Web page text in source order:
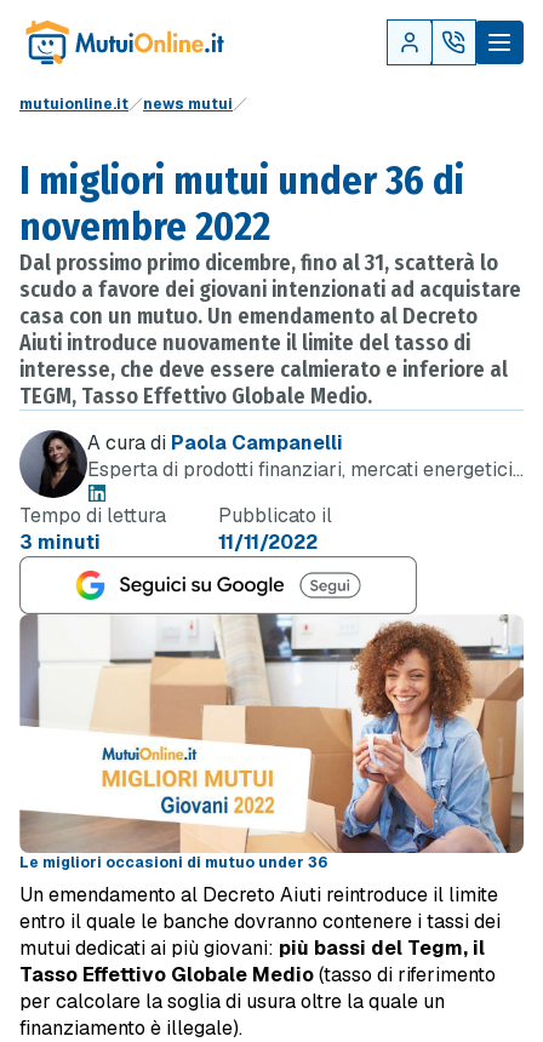
mutuionline.it news mutui
I migliori mutui under 36 di
novembre 2022
Dal prossimo primo dicembre, fino al 31, scatterà lo
scudo a favore dei giovani intenzionati ad acquistare
casa con un mutuo. Un emendamento al Decreto
Aiuti introduce nuovamente il limite del tasso di
interesse, che deve essere calmierato e inferiore al
TEGM, Tasso Effettivo Globale Medio.
A cura di Paola Campanelli
Esperta di prodotti finanziari, mercati energetici
e telefonia
Tempo di lettura
3 minuti
Pubblicato il
11/11/2022
Le migliori occasioni di mutuo under 36
Un emendamento al Decreto Aiuti reintroduce il limite
entro il quale le banche dovranno contenere i tassi dei
mutui dedicati ai più giovani: più bassi del Tegm, il
Tasso Effettivo Globale Medio(tasso di riferimento
per calcolare la soglia di usura oltre la quale un
finanziamento è illegale).